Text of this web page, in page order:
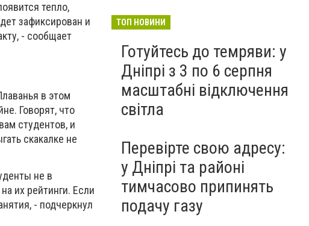
тепло,
зафиксирован и
- сообщает
в этом
Говорят, что
студентов, и
скакалке не
не в
их рейтинги. Если
- подчеркнул
ТОП НОВИНИ
Готуйтесь до темряви: у
Дніпрі з 3 по 6 серпня
масштабні відключення
світла
Перевірте свою адресу:
у Дніпрі та районі
тимчасово припинять
подачу газу